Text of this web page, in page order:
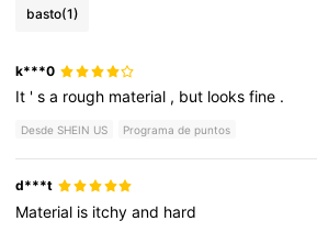
basto(1)
k***0
It 'sa rough material , but looksfine .
Desde SHEIN US Programa de puntos
d***t
Material is itchyand hard